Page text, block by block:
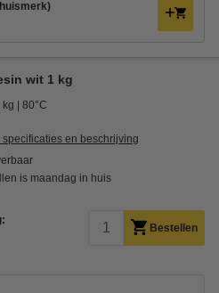
wit 1 kg
kg 80°C
specificaties en beschrijving
is maandag in huis
Bestellen